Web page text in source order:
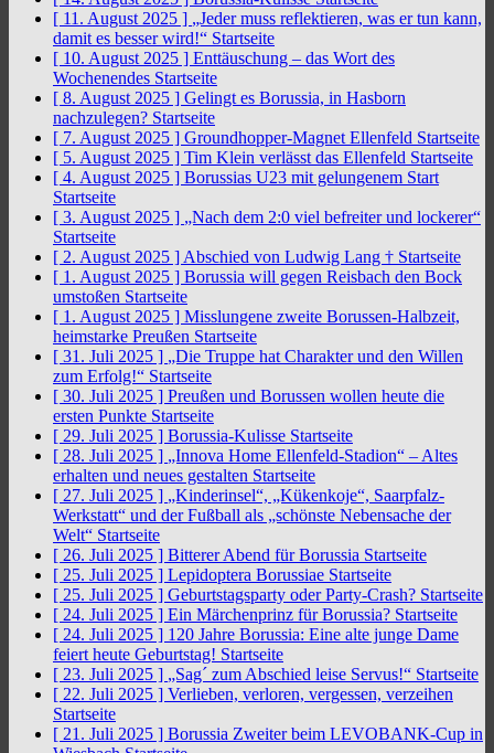
[ 11. August 2025 ] „Jeder muss reflektieren, was er tun kann,
damit es besser wird!“ Startseite
[ 10. August 2025 ] Enttäuschung – das Wort des
Wochenendes Startseite
[ 8. August 2025 ] Gelingt es Borussia, in Hasborn
nachzulegen? Startseite
[ 7. August 2025 ] Groundhopper-Magnet Ellenfeld Startseite
[ 5. August 2025 ] Tim Klein verlässt das Ellenfeld Startseite
[ 4. August 2025 ] Borussias U23 mit gelungenem Start
Startseite
[ 3. August 2025 ] „Nach dem 2:0 viel befreiter und lockerer“
Startseite
[ 2. August 2025 ] Abschied von Ludwig Lang † Startseite
[ 1. August 2025 ] Borussia will gegen Reisbach den Bock
umstoßen Startseite
[ 1. August 2025 ] Misslungene zweite Borussen-Halbzeit,
heimstarke Preußen Startseite
[ 31. Juli 2025 ] „Die Truppe hat Charakter und den Willen
zum Erfolg!“ Startseite
[ 30. Juli 2025 ] Preußen und Borussen wollen heute die
ersten Punkte Startseite
[ 29. Juli 2025 ] Borussia-Kulisse Startseite
[ 28. Juli 2025 ] „Innova Home Ellenfeld-Stadion“ – Altes
erhalten und neues gestalten Startseite
[ 27. Juli 2025 ] „Kinderinsel“, „Kükenkoje“, Saarpfalz-
Werkstatt“ und der Fußball als „schönste Nebensache der
Welt“ Startseite
[ 26. Juli 2025 ] Bitterer Abend für Borussia Startseite
[ 25. Juli 2025 ] Lepidoptera Borussiae Startseite
[ 25. Juli 2025 ] Geburtstagsparty oder Party-Crash? Startseite
[ 24. Juli 2025 ] Ein Märchenprinz für Borussia? Startseite
[ 24. Juli 2025 ] 120 Jahre Borussia: Eine alte junge Dame
feiert heute Geburtstag! Startseite
[ 23. Juli 2025 ] „Sag´ zum Abschied leise Servus!“ Startseite
[ 22. Juli 2025 ] Verlieben, verloren, vergessen, verzeihen
Startseite
[ 21. Juli 2025 ] Borussia Zweiter beim LEVOBANK-Cup in